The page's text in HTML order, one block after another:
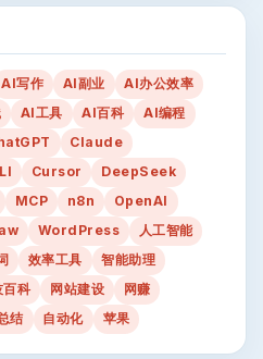
AI写作 AI副业
AI办公效率
AI工具 AI百科
AI编程
Claude
Cursor
DeepSeek
MCP n8n
OpenAI
WordPress
人工智能
效率工具
智能助理
百科 网站建设
网赚
结 自动化 苹果